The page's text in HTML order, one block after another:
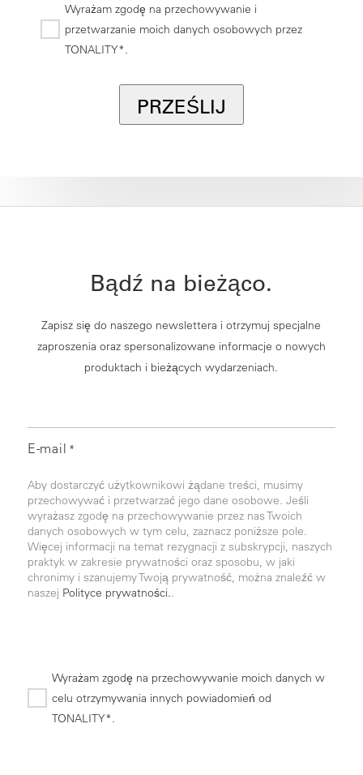
żądanych treści.
Wyrażam zgodę na przechowywanie i
przetwarzanie moich danych osobowych przez
TONALITY*.
PRZEŚLIJ
Bądź na bieżąco.
Zapisz się do naszego newslettera i otrzymuj specjalne
zaproszenia oraz spersonalizowane informacje o nowych
produktach i bieżących wydarzeniach.
E-mail *
Aby dostarczyć użytkownikowi żądane treści, musimy
przechowywać i przetwarzać jego dane osobowe. Jeśli
wyrażasz zgodę na przechowywanie przez nas Twoich
danych osobowych w tym celu, zaznacz poniższe pole.
Więcej informacji na temat rezygnacji z subskrypcji, naszych
praktyk w zakresie prywatności oraz sposobu, w jaki
chronimy i szanujemy Twoją prywatność, można znaleźć w
naszej Polityce prywatności.
Wyrażam zgodę na przechowywanie moich danych w
celu otrzymywania innych powiadomień od
TONALITY*.